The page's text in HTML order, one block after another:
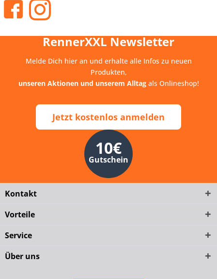
RennerXXL Newsletter
Melde Dich hier an und erhalte alle Infos zu neuen
Produkten,
unseren Aktionen und unserem Alltagals Onlineshop!
Jetzt kostenlos anmelden
10€
Gutschein
Kontakt
Vorteile
Service
Über uns